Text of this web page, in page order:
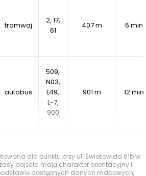
tramwaj
2, 17,
61
407 m 6 min
autobus
509,
N03,
L49,
L-7,
900
901 m 12 min
do węzła Nowodwory, który
bardzo praktyczne połączenia
dla punktu przy ul. Światowida 61b w
dojścia mają charakter orientacyjny i
dostępnych danych mapowych,